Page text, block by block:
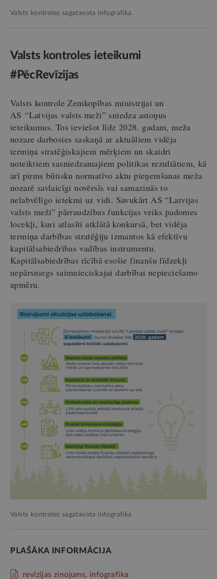
Valsts kontroles sagatavota infografika.
Valsts kontroles ieteikumi
#PēcRevīzijas
Valsts kontrole Zemkopības ministrijai un
AS “Latvijas valsts meži” sniedza astoņus
ieteikumus. Tos ieviešot līdz 2028. gadam, meža
nozare darbosies saskaņā ar aktuāliem vidēja
termiņa stratēģiskajiem mērķiem un skaidri
noteiktiem sasniedzamajiem politikas rezultātiem, kā
arī pirms būtisku normatīvo aktu pieņemšanas meža
nozarē savlaicīgi novērsīs vai samazinās to
nelabvēlīgo ietekmi uz vidi. Savukārt AS “Latvijas
valsts meži” pārraudzības funkcijas veiks padomes
locekļi, kuri atlasīti atklātā konkursā, bet vidēja
termiņa darbības stratēģiju izmantos kā efektīvu
kapitālsabiedrības vadības instrumentu.
Kapitālsabiedrības rīcībā esošie finanšu līdzekļi
nepārsniegs saimnieciskajai darbībai nepieciešamo
apmēru.
Valsts kontroles sagatavota infografika.
PLAŠĀKA INFORMĀCIJA
revīzijas ziņojums, infografika